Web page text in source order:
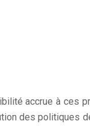
accrue à ces
des politiques